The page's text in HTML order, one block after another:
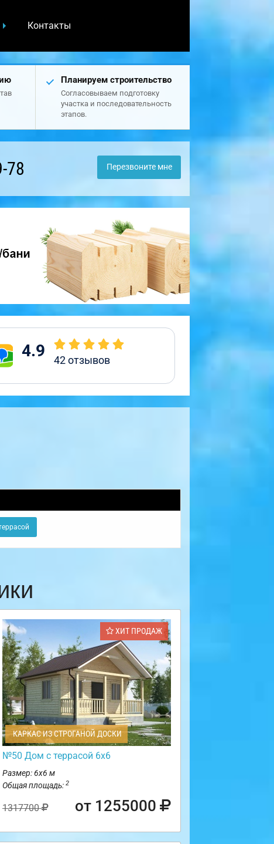
Контакты
Планируем строительство
Согласовываем подготовку
участка и последовательность
этапов.
78 Перезвоните мне
4.9 42отзывов
ХИТ ПРОДАЖ
КАРКАС ИЗ СТРОГАНОЙ ДОСКИ
№50 Дом с террасой 6х6
Размер: 6х6 м
Общая площадь: 2
1317700 от 1255000